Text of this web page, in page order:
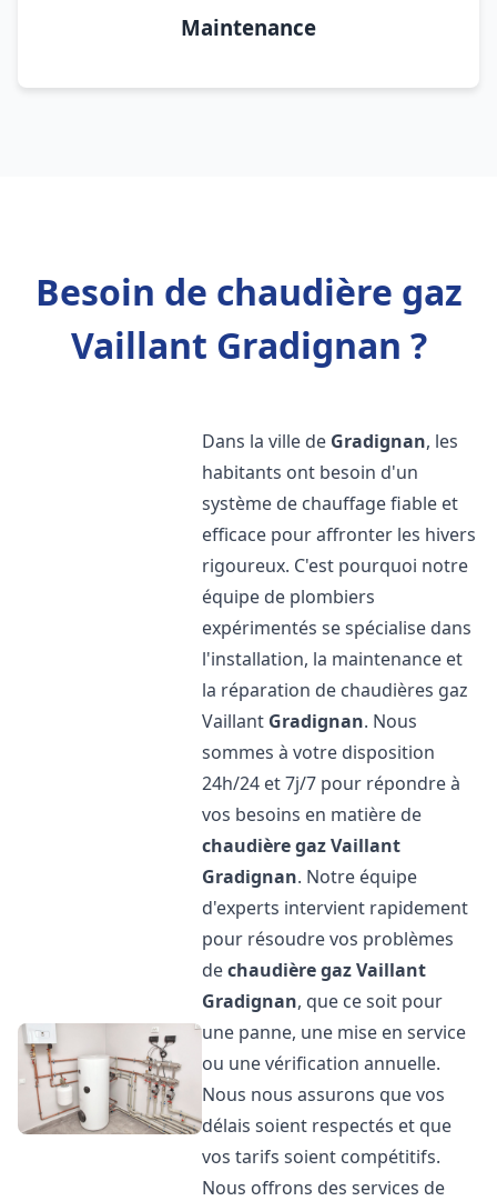
Maintenance
Besoin de chaudière gaz
Vaillant Gradignan ?
Dans la ville de Gradignan, les
habitants ont besoin d'un
système de chauffage fiable et
efficace pour affronter les hivers
rigoureux. C'est pourquoi notre
équipe de plombiers
expérimentés se spécialise dans
l'installation, la maintenance et
la réparation de chaudières gaz
Vaillant Gradignan. Nous
sommes à votre disposition
24h/24 et 7j/7 pour répondre à
vos besoins en matière de
chaudière gaz Vaillant
Gradignan. Notre équipe
d'experts intervient rapidement
pour résoudre vos problèmes
dechaudière gaz Vaillant
Gradignan, que ce soit pour
une panne, une mise en service
ou une vérification annuelle.
Nous nous assurons que vos
délais soient respectés et que
vos tarifs soient compétitifs.
Nous offrons des services de